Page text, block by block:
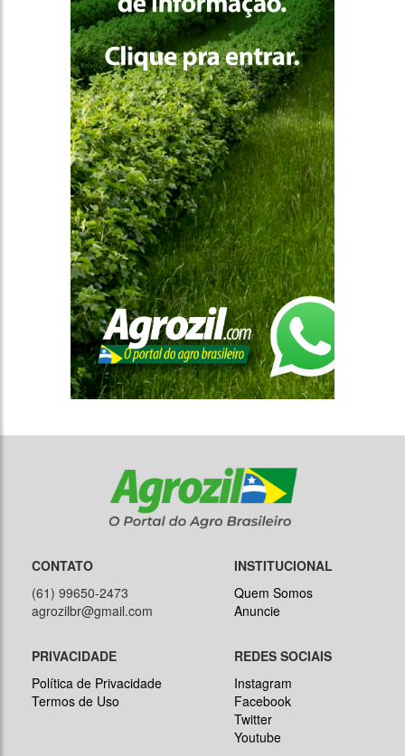
CONTATO
(61) 99650-2473
agrozilbr@gmail.com
INSTITUCIONAL
Quem Somos
Anuncie
PRIVACIDADE
Política de Privacidade
Termos de Uso
REDES SOCIAIS
Instagram
Facebook
Twitter
Youtube